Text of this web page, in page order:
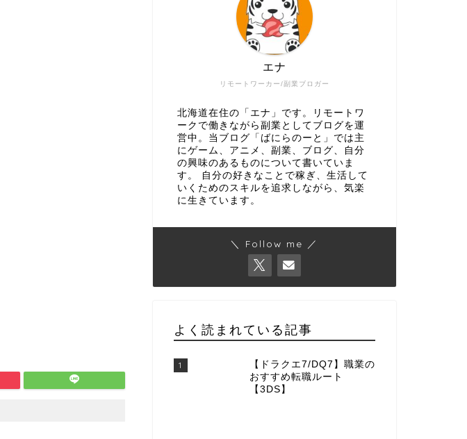
リモートワーカー/副業ブロガー
エナ
北海道在住の「エナ」です。リモートワ
ークで働きながら副業としてブログを運
営中。当ブログ「ばにらのーと」では主
にゲーム、アニメ、副業、ブログ、自分
の興味のあるものについて書いていま
す。 自分の好きなことで稼ぎ、生活して
いくためのスキルを追求しながら、気楽
に生きています。
＼ Follow me ／
よく読まれている記事
1
【ドラクエ7/DQ7】職業の
おすすめ転職ルート
【3DS】